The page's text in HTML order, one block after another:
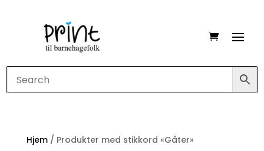
Hjem/ Produkter med stikkord «Gåter»